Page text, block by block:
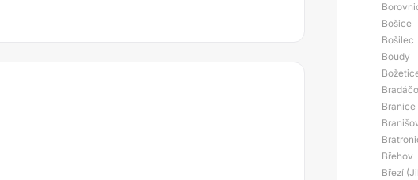
Bošice
Bošilec
Boudy
Branice
Břehov
Březí